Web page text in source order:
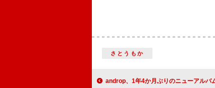
さとうもか
androp、1年4か月ぶりのニューアルバムを4/8リリース＆